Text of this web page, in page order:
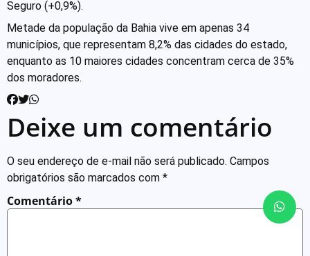
Seguro (+0,9%).
Metade da população da Bahia vive em apenas 34
municípios, que representam 8,2% das cidades do estado,
enquanto as 10 maiores cidades concentram cerca de 35%
dos moradores.
Deixe um comentário
O seu endereço de e-mail não será publicado. Campos
obrigatórios são marcados com *
Comentário*